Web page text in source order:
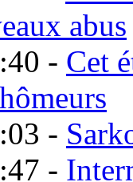
abus
- Cet
-
-